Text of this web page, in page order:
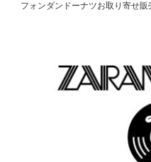
フォンダンドーナツお取り寄せ販